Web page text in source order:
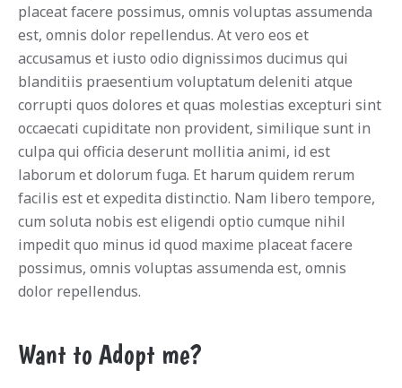
placeat facere possimus, omnis voluptas assumenda
est, omnis dolor repellendus. At vero eos et
accusamus et iusto odio dignissimos ducimus qui
blanditiis praesentium voluptatum deleniti atque
corrupti quos dolores et quas molestias excepturi sint
occaecati cupiditate non provident, similique sunt in
culpa qui officia deserunt mollitia animi, id est
laborum et dolorum fuga. Et harum quidem rerum
facilis est et expedita distinctio. Nam libero tempore,
cum soluta nobis est eligendi optio cumque nihil
impedit quo minus id quod maxime placeat facere
possimus, omnis voluptas assumenda est, omnis
dolor repellendus.
Want to Adopt me?